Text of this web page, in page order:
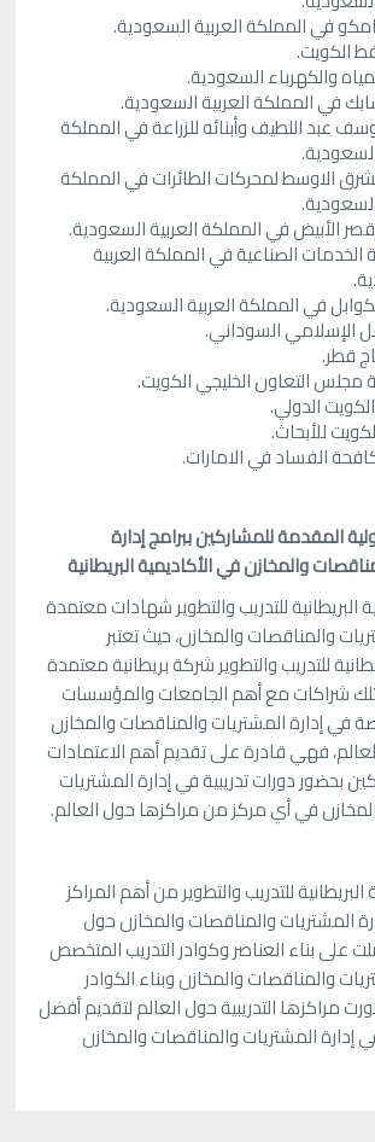
في المملكة العربية السعودية.
الكويت.
والكهرباء السعودية.
في المملكة العربية السعودية.
عبد اللطيف وأبنائه للزراعة في المملكة
الاوسط لمحركات الطائرات في المملكة
الأبيض في المملكة العربية السعودية.
الصناعية في المملكة العربية
في المملكة العربية السعودية.
الإسلامي السوداني.
قطر.
التعاون الخليجي الكويت.
الدولي.
للأبحاث.
الفساد في الامارات.
المقدمة للمشاركين ببرامج إدارة
والمخازن في الأكاديمية البريطانية
البريطانية للتدريب والتطوير شهادات معتمدة
والمناقصات والمخازن، حيث تعتبر
للتدريب والتطوير شركة بريطانية معتمدة
شراكات مع أهم الجامعات والمؤسسات
في إدارة المشتريات والمناقصات والمخازن
فهي قادرة على تقديم أهم الاعتمادات
بحضور دورات تدريبية في إدارة المشتريات
في أي مركز من مراكزها حول العالم.
البريطانية للتدريب والتطوير من أهم المراكز
المشتريات والمناقصات والمخازن حول
على بناء العناصر وكوادر التدريب المتخصص
والمناقصات والمخازن وبناء الكوادر
مراكزها التدريبية حول العالم لتقديم أفضل
إدارة المشتريات والمناقصات والمخازن